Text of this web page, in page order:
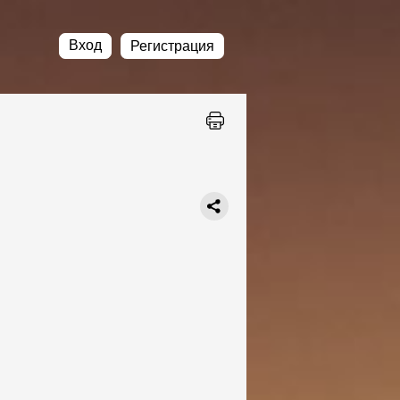
Вход Регистрация